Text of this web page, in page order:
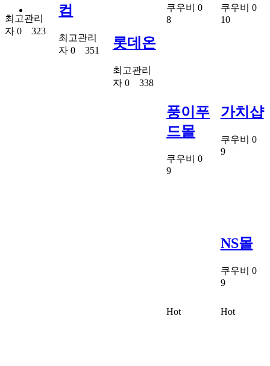
최고관리
자 0 323
컴
최고관리
자 0351 롯데온
최고관리
자 0 338
쿠우비
0
8
쿠우비
0
10
풍이푸
드몰
쿠우비
0
9
가치샵
쿠우비
0
9
NS몰
쿠우비
0
9
Hot Hot